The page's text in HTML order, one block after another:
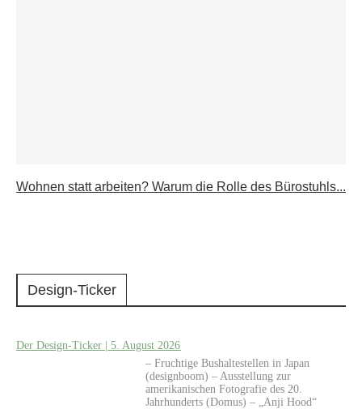
Wohnen statt arbeiten? Warum die Rolle des Bürostuhls...
Design-Ticker
Der Design-Ticker | 5. August 2026
– Fruchtige Bushaltestellen in Japan
(designboom) – Ausstellung zur
amerikanischen Fotografie des 20.
Jahrhunderts (Domus) – „Anji Hood“